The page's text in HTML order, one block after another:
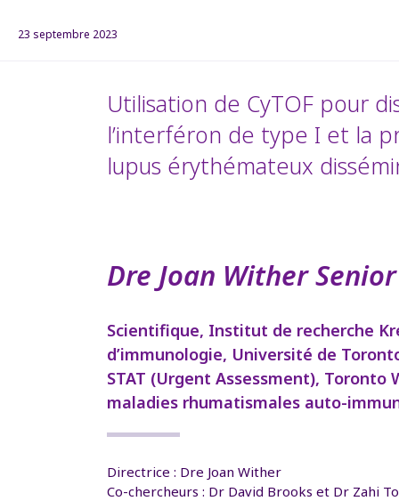
23 septembre 2023
Utilisation de CyTOF pour
l’interféron de type I et la
lupus érythémateux
Dre Joan Wither Senior
Scientifique, Institut de recherche
d’immunologie, Université de
STAT (Urgent Assessment),
maladies rhumatismales auto-
Directrice : Dre Joan Wither
Co-chercheurs : Dr David Brooks et Dr Zahi